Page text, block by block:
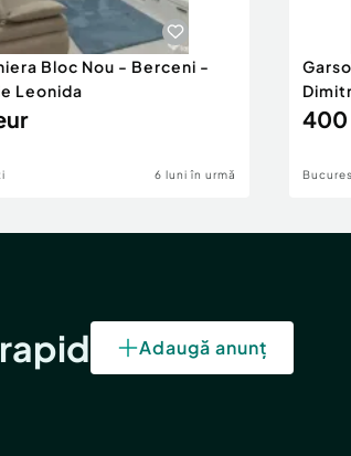
Bloc Nou - Berceni -
Leonida
6 luni în urmă
400
Adaugă anunț